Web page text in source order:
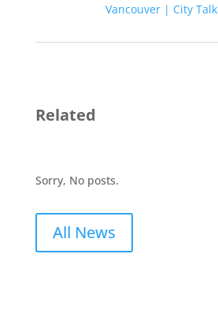
Vancouver | City Talk
Related
Sorry, No posts.
All News